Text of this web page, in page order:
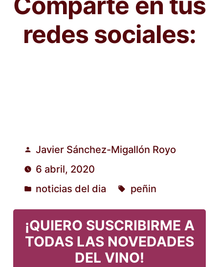
redes sociales:
Publicado
por
Javier Sánchez-Migallón Royo
6 abril, 2020
Publicado
en
noticias del dia
Etiquetas:
peñin
¡QUIERO SUSCRIBIRME A
TODAS LAS NOVEDADES
DEL VINO!